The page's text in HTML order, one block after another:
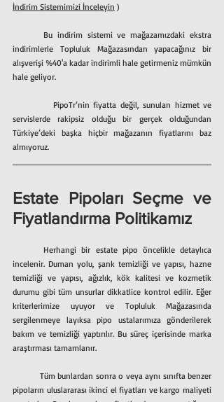
İndirim Sistemimizi İnceleyin )
indirimlerle Topluluk Mağazasından yapacağınız bir
alışverişi %40'a kadar indirimli hale getirmeniz mümkün
hale geliyor.
servislerde rakipsiz olduğu bir gerçek olduğundan
Türkiye’deki başka hiçbir mağazanın fiyatlarını baz
almıyoruz.
Estate Pipoları Seçme ve
Fiyatlandırma Politikamız
incelenir. Duman yolu, şank temizliği ve yapısı, hazne
temizliği ve yapısı, ağızlık, kök kalitesi ve kozmetik
durumu gibi tüm unsurlar dikkatlice kontrol edilir. Eğer
kriterlerimize uyuyor ve Topluluk Mağazasında
sergilenmeye layıksa pipo ustalarımıza gönderilerek
bakım ve temizliği yaptırılır. Bu süreç içerisinde marka
araştırması tamamlanır.
pipoların uluslararası ikinci el fiyatları ve kargo maliyeti